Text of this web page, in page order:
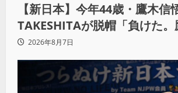
【新日本】今年44歳・鷹木信
TAKESHITAが脱帽「負けた。
強いわ！」
2026年8月7日